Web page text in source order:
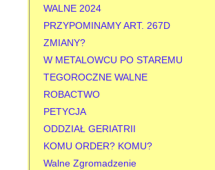
WALNE 2024
PRZYPOMINAMY ART. 267D
ZMIANY?
W METALOWCU PO STAREMU
TEGOROCZNE WALNE
ROBACTWO
PETYCJA
ODDZIAŁ GERIATRII
KOMU ORDER? KOMU?
Walne Zgromadzenie